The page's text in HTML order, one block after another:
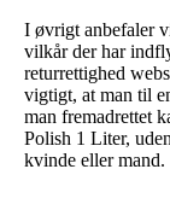
I øvrigt anbefaler
vilkår der har
returrettighed
vigtigt, at man til
man fremadrettet
Polish 1 Liter,
kvinde eller mand.